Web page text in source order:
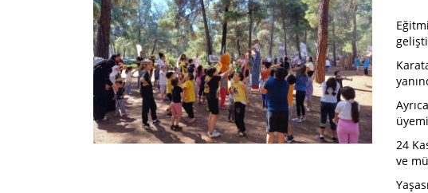
24
ve